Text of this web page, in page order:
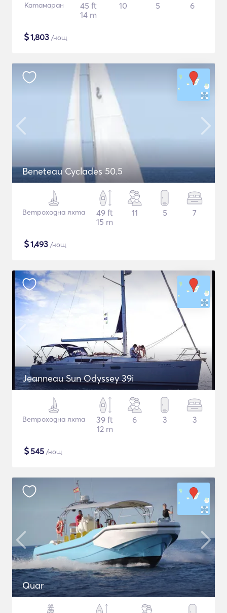
Катамаран
45 ft
14 m
10 5 6
$1,803 /нощ
Beneteau Cyclades 50.5
Ветроходна яхта
49 ft
15 m
11 5 7
$1,493 /нощ
Jeanneau Sun Odyssey 39i
Ветроходна яхта
39 ft
12 m
6 3 3
$545 /нощ
Quar